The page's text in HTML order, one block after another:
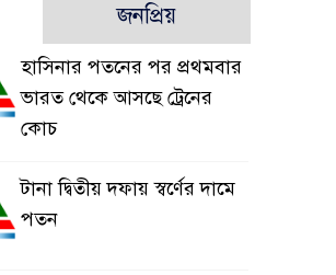
জনপ্রিয়
হাসিনার পতনের পর প্রথমবার
ভারত থেকে আসছে ট্রেনের
কোচ
টানা দ্বিতীয় দফায় স্বর্ণের দামে
পতন